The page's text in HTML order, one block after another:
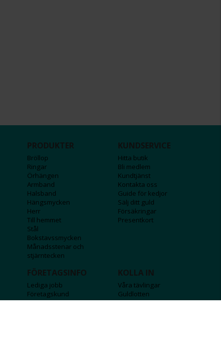
PRODUKTER
Bröllop
Ringar
Örhängen
Armband
Halsband
Hängsmycken
Herr
Till hemmet
Stål
Bokstavssmycken
Månadsstenar och
stjärntecken
KUNDSERVICE
Hitta butik
Bli medlem
Kundtjänst
Kontakta oss
Guide för kedjor
Sälj ditt guld
Försäkringar
Presentkort
FÖRETAGSINFO
Lediga jobb
Företagskund
Affiliateinformation
KOLLA IN
Våra tävlingar
Guldlotten
Graverbara produkter